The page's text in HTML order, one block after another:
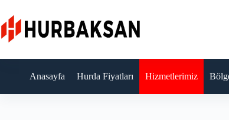
content
Anasayfa Hurda Fiyatları Hizmetlerimiz